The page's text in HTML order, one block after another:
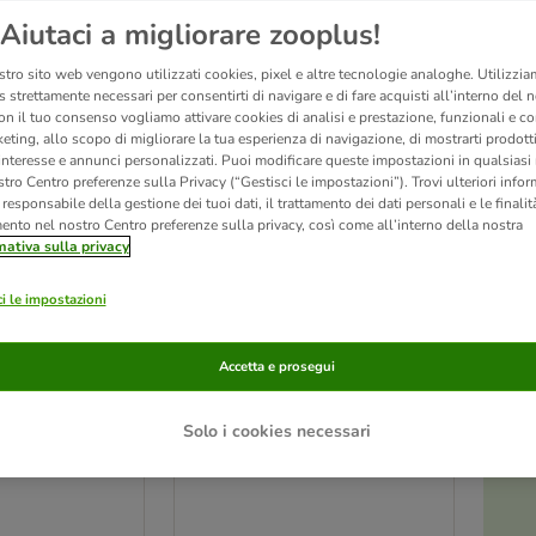
caniAdvance di Affinityaiuta a mantenere il tuo animale in salute per tutta la
immunitario, di quello cardiovascolare e dell'apparato digerente. Su
Advance Affinity per cane
been changed
Aiutaci a migliorare zooplus!
sito web vengono utilizzati cookies, pixel e altre tecnologie analoghe.
strettamente necessari per consentirti di navigare e di fare acquisti all’interno del
il tuo consenso vogliamo attivare cookies di analisi e prestazione, funzionali e
allo scopo di migliorare la tua esperienza di navigazione, di mostrarti
e annunci personalizzati. Puoi modificare queste impostazioni in qualsiasi
Centro preferenze sulla Privacy (“Gestisci le impostazioni”). Trovi ulteriori
della gestione dei tuoi dati, il trattamento dei dati personali e le
nel nostro Centro preferenze sulla privacy, così come all’interno della nostra
sulla privacy
le impostazioni
Solo i cookies necessari
Accetta e prosegui